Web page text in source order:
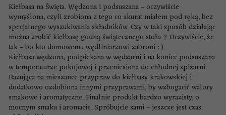
Kiełbasa na Święta. Wędzona i podsuszana – oczywiście
wymyślona, czyli zrobiona z tego co akurat miałem pod ręką, bez
specjalnego wyszukiwania składników. Czy w taki sposób działając
można zrobić kiełbasę godną świątecznego stołu ? Oczywiście, że
tak – bo kto domowemu wędliniarzowi zabroni :-).
Kiełbasa wędzona, podpiekana w wędzarni i na koniec podsuszana
w temperaturze pokojowej i przeniesiona do chłodnej spiżarni.
Bazująca na mieszance przypraw do kiełbasy krakowskiej i
dodatkowo ozdobiona innymi przyprawami, by wzbogacić walory
smakowe i aromatyczne. Finalnie produkt bardzo wyrazisty, o
mocnym smaku i aromacie. Spróbujcie sami – jeszcze jest czas.